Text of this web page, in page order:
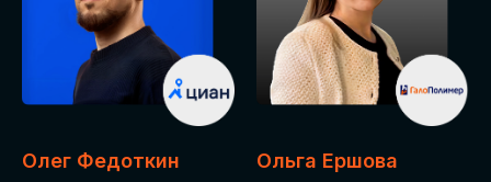
Олег Федоткин Ольга Ершова